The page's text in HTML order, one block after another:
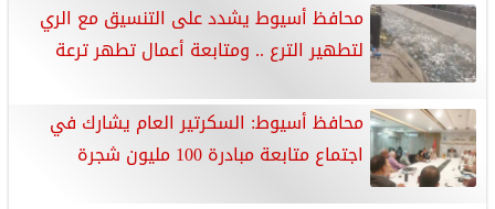
محافظ أسيوط يشدد على التنسيق مع الري
لتطهير الترع .. ومتابعة أعمال تطهر ترعة
محافظ أسيوط: السكرتير العام يشارك في
اجتماع متابعة مبادرة 100 مليون شجرة